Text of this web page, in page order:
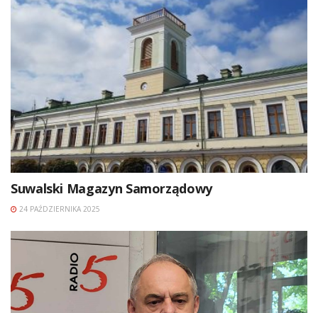
Suwalski Magazyn Samorządowy
24 PAŹDZIERNIKA 2025